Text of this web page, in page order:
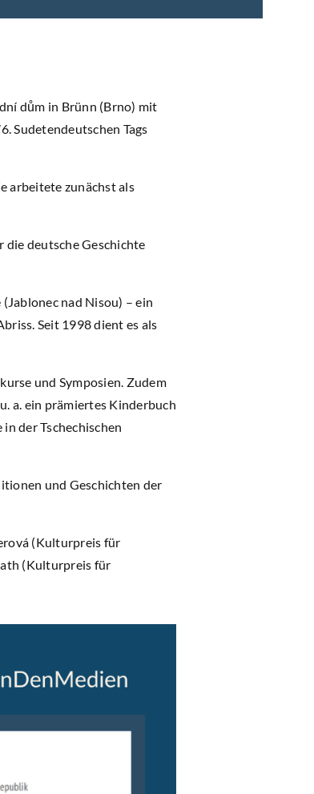
dům in Brünn (Brno) mit
Sudetendeutschen Tags
arbeitete zunächst als
deutsche Geschichte
nad Nisou) – ein
Seit 1998 dient es als
und Symposien. Zudem
a. ein prämiertes Kinderbuch
der Tschechischen
und Geschichten der
(Kulturpreis für
(Kulturpreis für